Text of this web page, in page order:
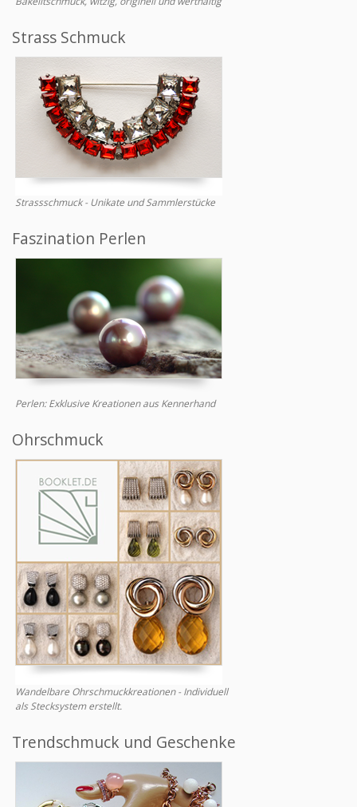
Strass Schmuck
Strassschmuck - Unikate und Sammlerstücke
Faszination Perlen
Perlen: Exklusive Kreationen aus Kennerhand
Ohrschmuck
Wandelbare Ohrschmuckkreationen - Individuell
als Stecksystem erstellt.
Trendschmuck und Geschenke